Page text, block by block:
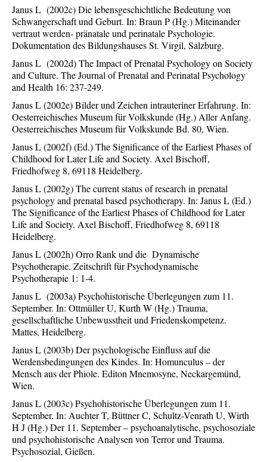
Janus L (2002c) Die lebensgeschichtliche Bedeutung von
Schwangerschaft und Geburt. In: Braun P (Hg.) Miteinander
vertraut werden- pränatale und perinatale Psychologie.
Dokumentation des Bildungshauses St. Virgil, Salzburg.
Janus L (2002d) The Impact of Prenatal Psychology on Society
and Culture. The Journal of Prenatal and Perinatal Psychology
and Health 16: 237-249.
Janus L (2002e) Bilder und Zeichen intrauteriner Erfahrung. In:
Oesterreichisches Museum für Volkskunde (Hg.) Aller Anfang.
Oesterreichisches Museum für Volkskunde Bd. 80, Wien.
Janus L (2002f) (Ed.) The Significance of the Earliest Phases of
Childhood for Later Life and Society. Axel Bischoff,
Friedhofweg 8, 69118 Heidelberg.
Janus L (2002g) The current status of research in prenatal
psychology and prenatal based psychotherapy. In: Janus L (Ed.)
The Significance of the Earliest Phases of Childhood for Later
Life and Society. Axel Bischoff, Friedhofweg 8, 69118
Heidelberg.
Janus L (2002h) Orro Rank und die Dynamische
Psychotherapie. Zeitschrift für Psychodynamische
Psychotherapie 1: 1-4.
Janus L (2003a) Psychohistorische Überlegungen zum 11.
September. In: Ottmüller U, Kurth W (Hg.) Trauma,
gesellschaftliche Unbewusstheit und Friedenskompetenz.
Mattes, Heidelberg.
Janus L (2003b) Der psychologische Einfluss auf die
Werdensbedingungen des Kindes. In: Homunculus – der
Mensch aus der Phiole. Editon Mnemosyne, Neckargemünd,
Wien.
Janus L (2003c) Psychohistorische Überlegungen zum 11.
September. In: Auchter T, Büttner C, Schultz-Venrath U, Wirth
H J (Hg.) Der 11. September – psychoanalytische, psychosoziale
und psychohistorische Analysen von Terror und Trauma.
Psychosozial, Gießen.